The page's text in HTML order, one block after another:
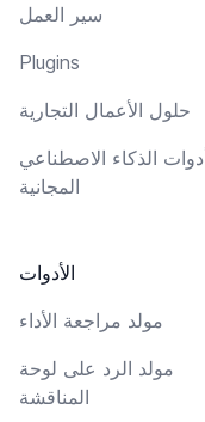
سير العمل
Plugins
حلول الأعمال التجارية
الذكاء الاصطناعي
المجانية
الأدوات
مولد مراجعة الأداء
مولد الرد على لوحة
المناقشة